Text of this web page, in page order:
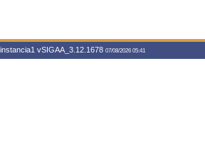
vSIGAA_3.12.1678 07/08/2026 05:41